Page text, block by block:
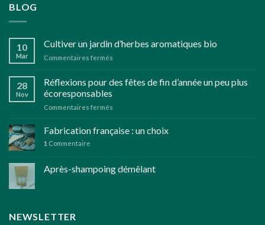
BLOG
10
Mar
Cultiver un jardin d’herbes aromatiques bio
Commentaires fermés
jardin
28
Nov
Réflexions pour des fêtes de fin d’année un peu plus
écoresponsables
Commentaires fermés
pour
des
fin
d’année
Fabrication française : un choix
1 Commentaire
Après-shampoing démêlant
NEWSLETTER